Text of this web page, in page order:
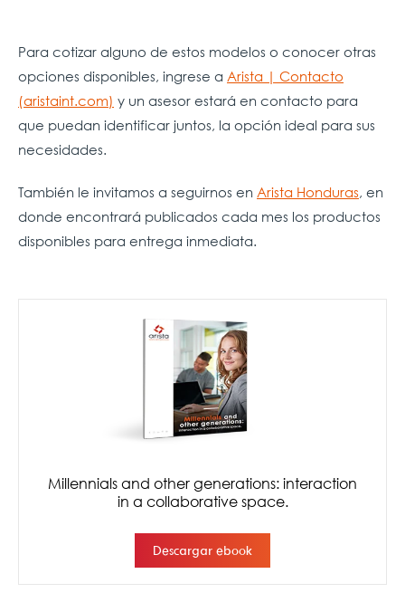
Para cotizar alguno de estos modelos o conocer otras
opciones disponibles, ingrese a Arista | Contacto
(aristaint.com) y un asesor estará en contacto para
que puedan identificar juntos, la opción ideal para sus
necesidades.
También le invitamos a seguirnos en Arista Honduras, en
donde encontrará publicados cada mes los productos
disponibles para entrega inmediata.